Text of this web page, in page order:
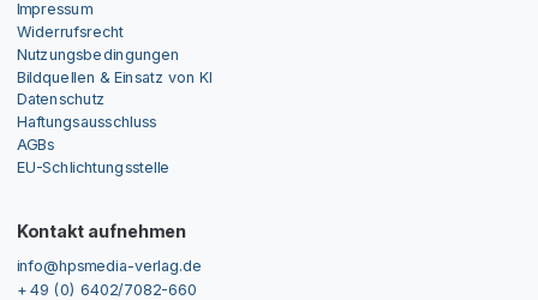
Impressum
Widerrufsrecht
Nutzungsbedingungen
Bildquellen & Einsatz von KI
Datenschutz
Haftungsausschluss
AGBs
EU-Schlichtungsstelle
Kontakt aufnehmen
info@hpsmedia-verlag.de
+ 49 (0) 6402/7082-660